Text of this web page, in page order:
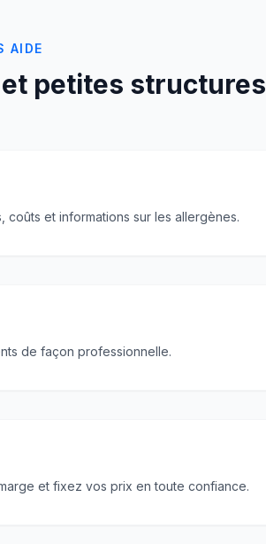
AIDE
petites structures
et informations sur les allergènes.
de façon professionnelle.
et fixez vos prix en toute confiance.